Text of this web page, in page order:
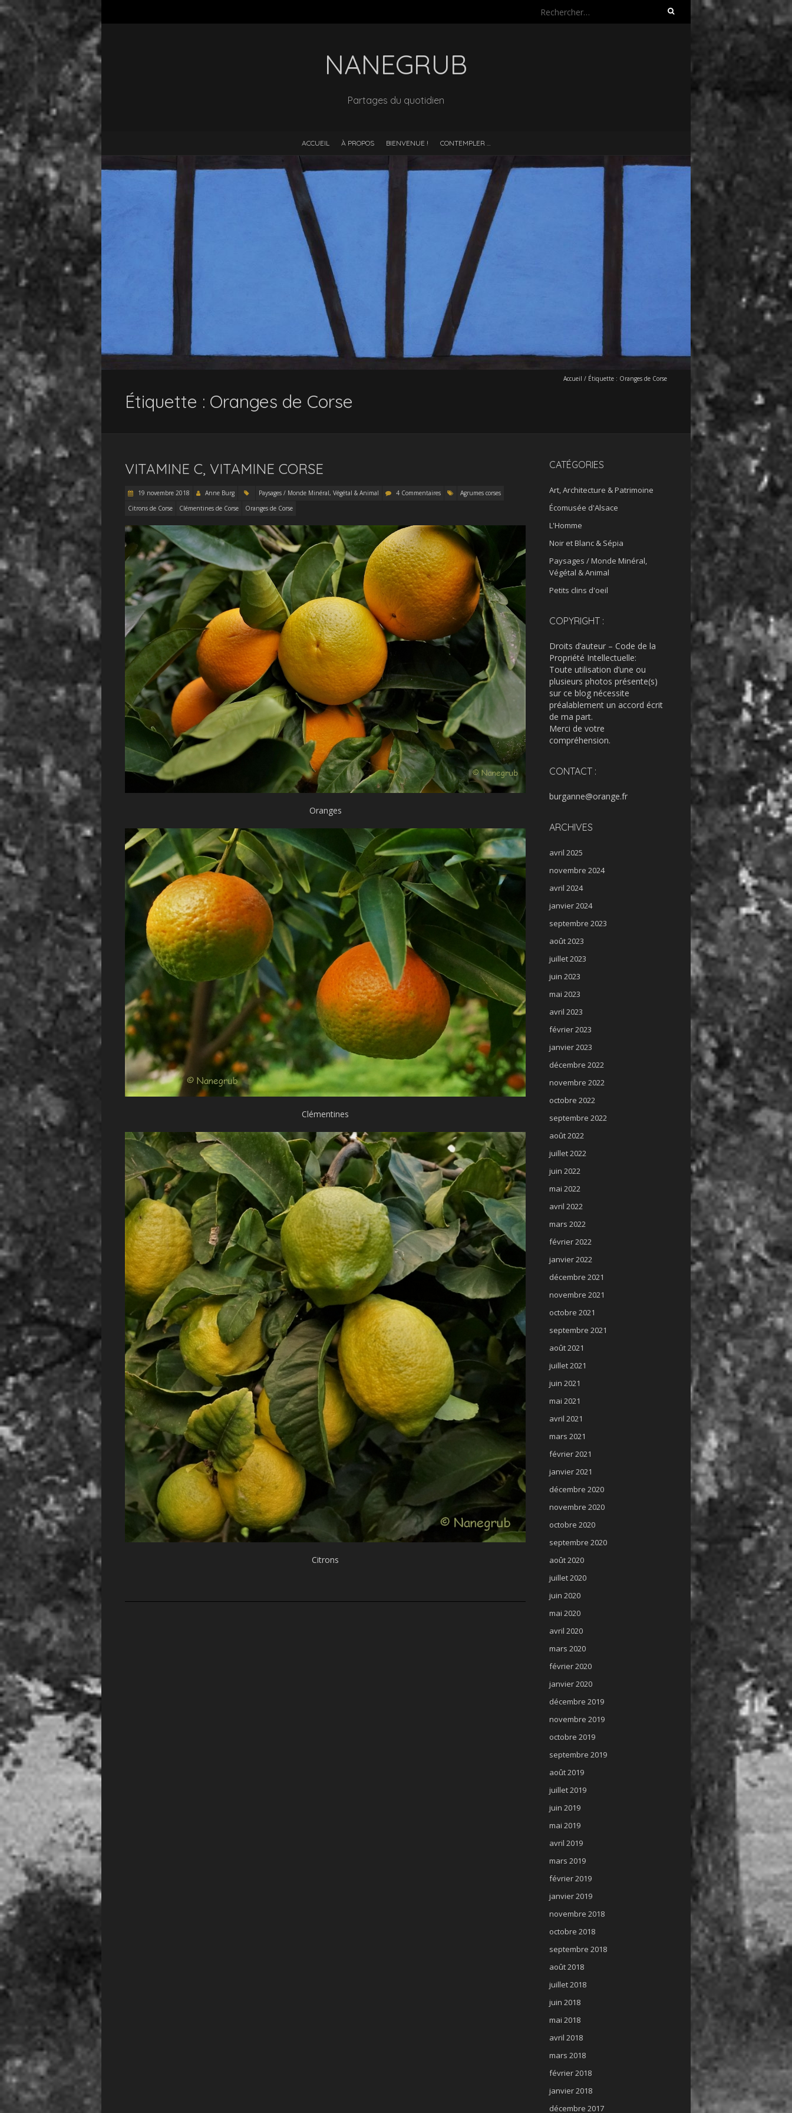
Rechercher :
NANEGRUB
Partages du quotidien
ACCUEIL À PROPOS BIENVENUE ! CONTEMPLER …
Accueil / Étiquette : Oranges de Corse
Étiquette : Oranges de Corse
VITAMINE C, VITAMINE CORSE
19 novembre 2018 Anne Burg Paysages / Monde Minéral, Végétal & Animal 4 Commentaires
Agrumes corses
Citrons de Corse
Clémentines de Corse Oranges de Corse
Oranges
Clémentines
Citrons
CATÉGORIES
Art, Architecture & Patrimoine
Écomusée d'Alsace
L'Homme
Noir et Blanc & Sépia
Paysages / Monde Minéral,
Végétal & Animal
Petits clins d'oeil
COPYRIGHT :
Droits d’auteur – Code de la
Propriété Intellectuelle:
Toute utilisation d’une ou
plusieurs photos présente(s)
sur ce blog nécessite
préalablement un accord écrit
de ma part.
Merci de votre
compréhension.
CONTACT :
burganne@orange.fr
ARCHIVES
avril 2025
novembre 2024
avril 2024
janvier 2024
septembre 2023
août 2023
juillet 2023
juin 2023
mai 2023
avril 2023
février 2023
janvier 2023
décembre 2022
novembre 2022
octobre 2022
septembre 2022
août 2022
juillet 2022
juin 2022
mai 2022
avril 2022
mars 2022
février 2022
janvier 2022
décembre 2021
novembre 2021
octobre 2021
septembre 2021
août 2021
juillet 2021
juin 2021
mai 2021
avril 2021
mars 2021
février 2021
janvier 2021
décembre 2020
novembre 2020
octobre 2020
septembre 2020
août 2020
juillet 2020
juin 2020
mai 2020
avril 2020
mars 2020
février 2020
janvier 2020
décembre 2019
novembre 2019
octobre 2019
septembre 2019
août 2019
juillet 2019
juin 2019
mai 2019
avril 2019
mars 2019
février 2019
janvier 2019
novembre 2018
octobre 2018
septembre 2018
août 2018
juillet 2018
juin 2018
mai 2018
avril 2018
mars 2018
février 2018
janvier 2018
décembre 2017